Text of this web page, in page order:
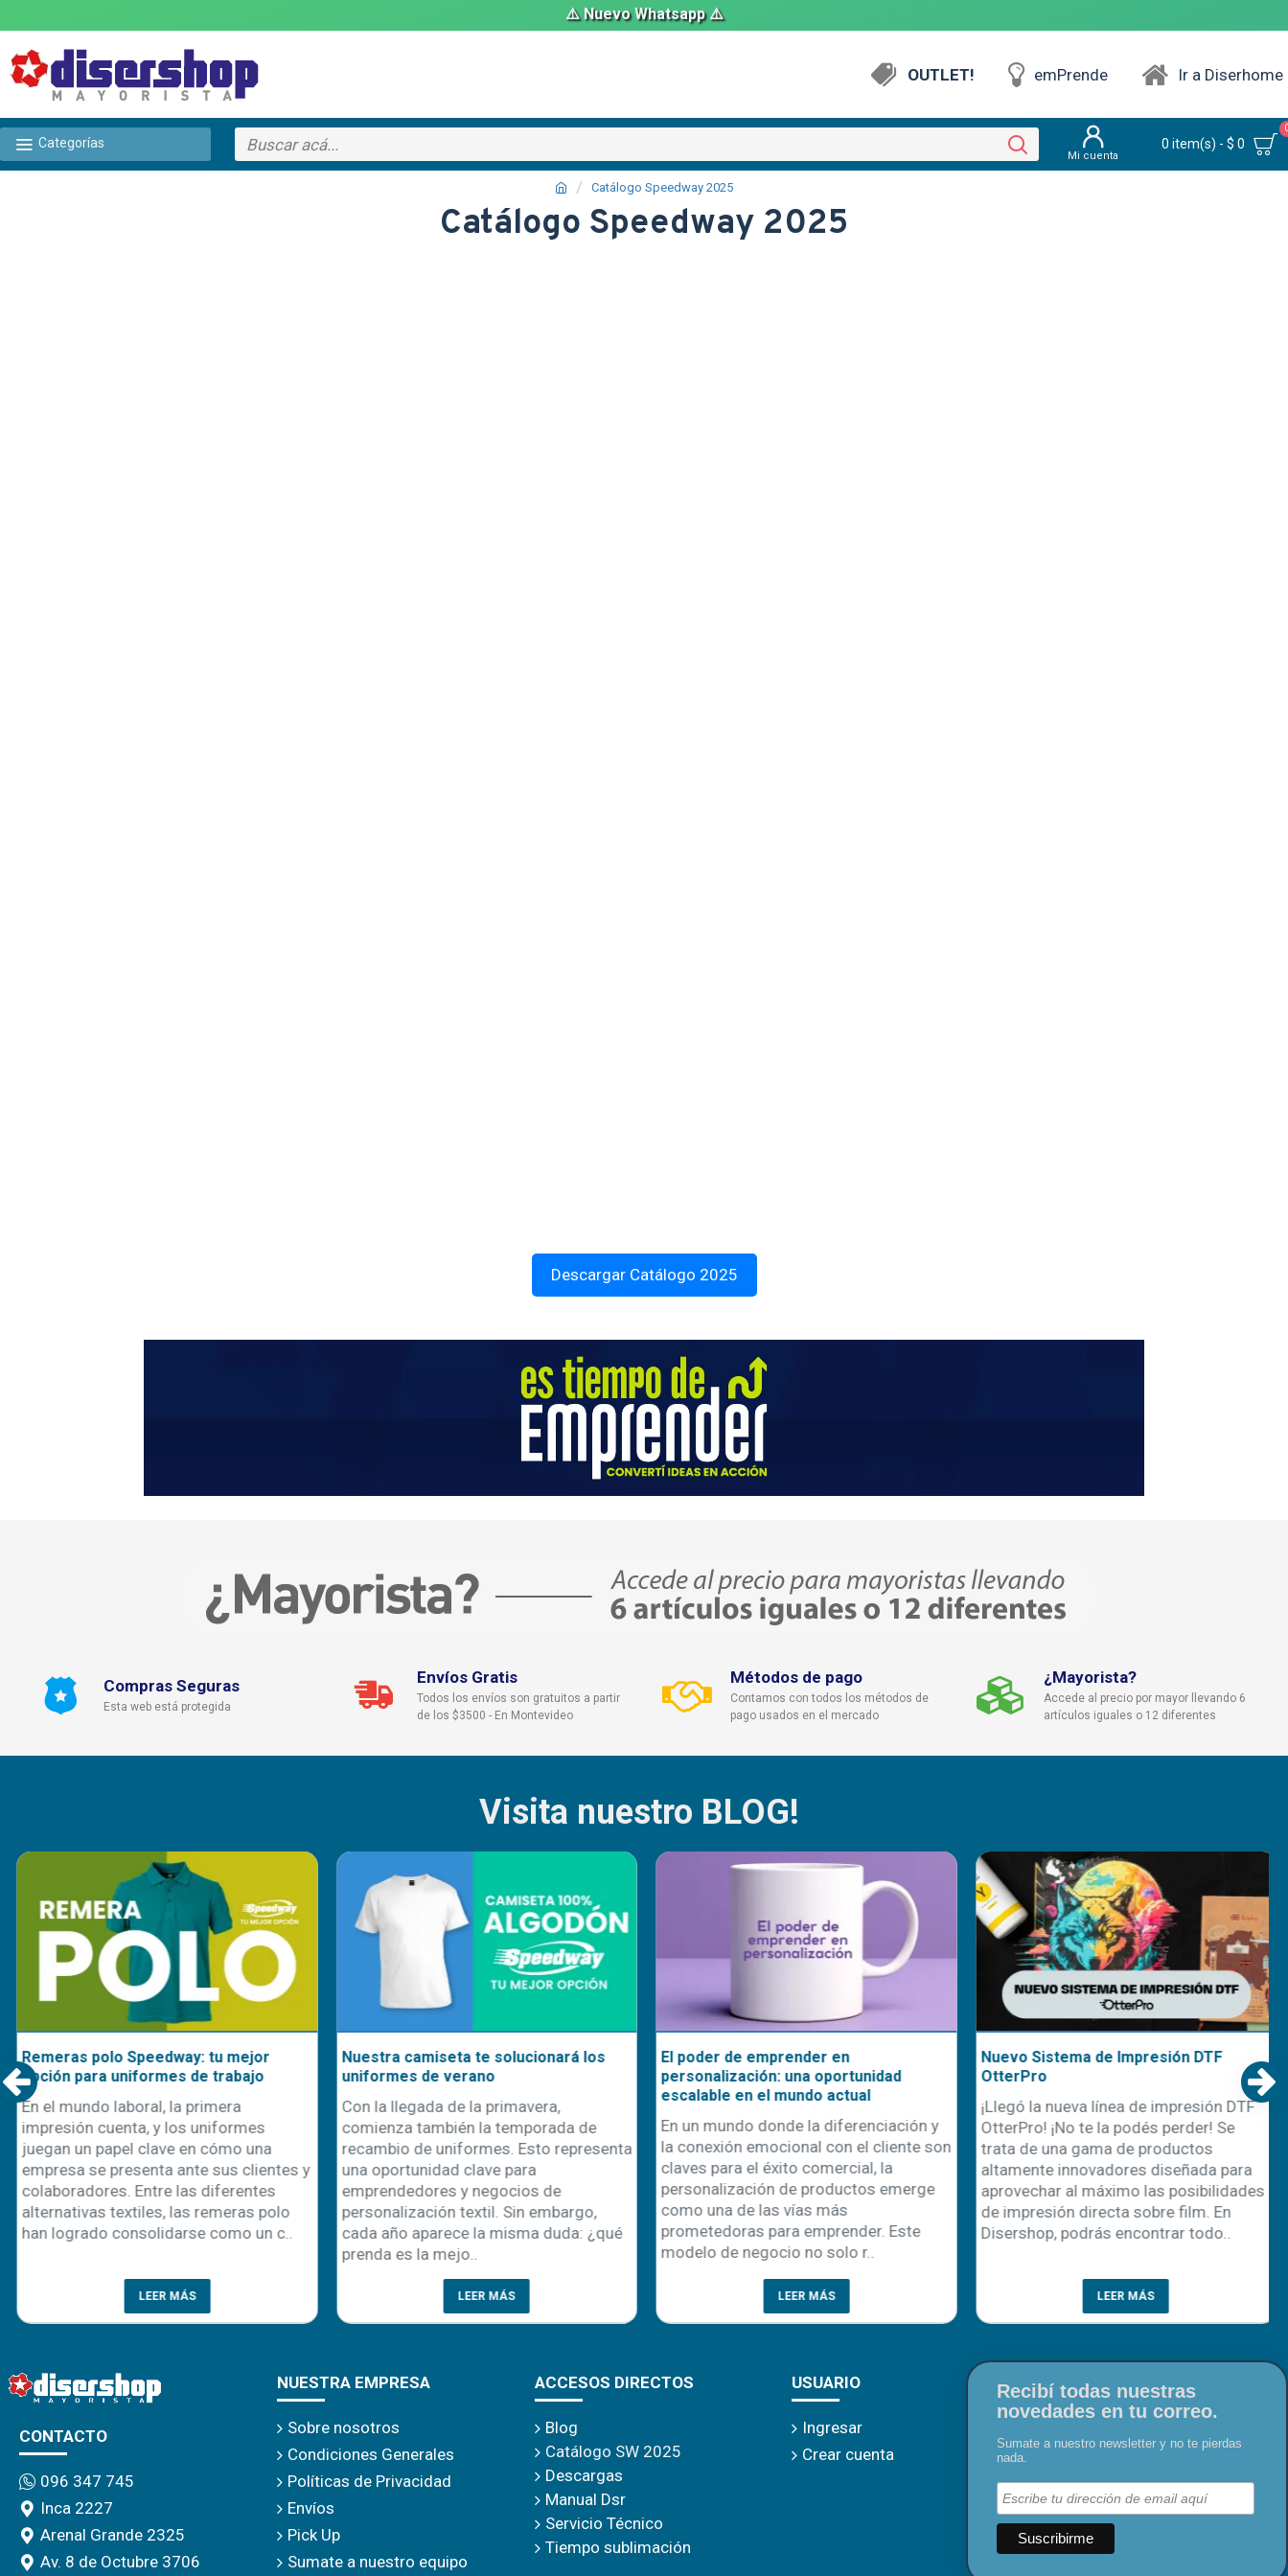
⚠️ Nuevo Whatsapp ⚠️
OUTLET! emPrende Ir a Diserhome
Categorías
Mi cuenta
0 item(s) - $ 0
Catálogo Speedway 2025
Catálogo Speedway 2025
Descargar Catálogo 2025
Compras Seguras
Esta web está protegida
Envíos Gratis
Todos los envíos son gratuitos a partir
de los $3500 - En Montevideo
Métodos de pago
Contamos con todos los métodos de
pago usados en el mercado
¿Mayorista?
Accede al precio por mayor llevando 6
artículos iguales o 12 diferentes
Visita nuestro BLOG!
Remeras polo Speedway: tu mejor
opción para uniformes de trabajo
En el mundo laboral, la primera
impresión cuenta, y los uniformes
juegan un papel clave en cómo una
empresa se presenta ante sus clientes y
colaboradores. Entre las diferentes
alternativas textiles, las remeras polo
han logrado consolidarse como un c..
LEER MÁS
Nuestra camiseta te solucionará los
uniformes de verano
Con la llegada de la primavera,
comienza también la temporada de
recambio de uniformes. Esto representa
una oportunidad clave para
emprendedores y negocios de
personalización textil. Sin embargo,
cada año aparece la misma duda: ¿qué
prenda es la mejo..
LEER MÁS
El poder de emprender en
personalización: una oportunidad
escalable en el mundo actual
En un mundo donde la diferenciación y
la conexión emocional con el cliente son
claves para el éxito comercial, la
personalización de productos emerge
como una de las vías más
prometedoras para emprender. Este
modelo de negocio no solo r..
LEER MÁS
Nuevo Sistema de Impresión DTF
OtterPro
¡Llegó la nueva línea de impresión DTF
OtterPro! ¡No te la podés perder! Se
trata de una gama de productos
altamente innovadores diseñada para
aprovechar al máximo las posibilidades
de impresión directa sobre film. En
Disershop, podrás encontrar todo..
LEER MÁS
CONTACTO
096 347 745
Inca 2227
Arenal Grande 2325
Av. 8 de Octubre 3706
NUESTRA EMPRESA
Sobre nosotros
Condiciones Generales
Políticas de Privacidad
Envíos
Pick Up
Sumate a nuestro equipo
ACCESOS DIRECTOS
Blog
Catálogo SW 2025
Descargas
Manual Dsr
Servicio Técnico
Tiempo sublimación
USUARIO
Ingresar
Crear cuenta
Recibí todas nuestras
novedades en tu correo.
Sumate a nuestro newsletter y no te pierdas
nada.